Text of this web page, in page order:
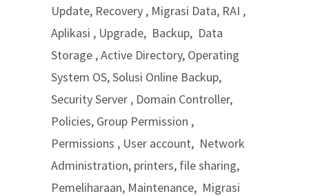
Update, Recovery , Migrasi Data, RAI ,
Aplikasi , Upgrade, Backup, Data
Storage , Active Directory, Operating
System OS, Solusi Online Backup,
Security Server , Domain Controller,
Policies, Group Permission ,
Permissions , User account, Network
Administration, printers, file sharing,
Pemeliharaan, Maintenance, Migrasi